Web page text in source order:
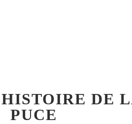
DE
PUCE